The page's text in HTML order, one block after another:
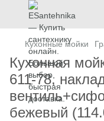
Кухонные мойки
Кухонная
611-78,
бежевый